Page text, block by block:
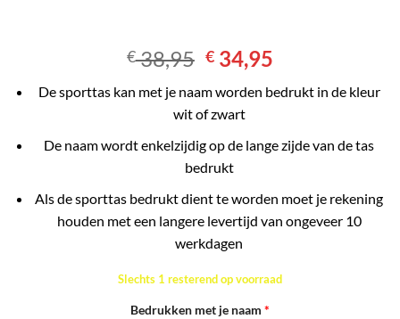
€38,95 Oorspronkelijke
prijs
was:
€ 38,95.
€ 34,95
is:
De sporttas kan met je naam worden bedrukt in de kleur
wit of zwart
De naam wordt enkelzijdig op de lange zijde van de tas
bedrukt
Als de sporttas bedrukt dient te worden moet je rekening
houden met een langere levertijd van ongeveer 10
werkdagen
Slechts 1 resterend op voorraad
Bedrukken met je naam *